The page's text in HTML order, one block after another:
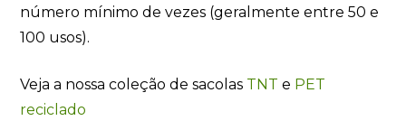
número mínimo de vezes (geralmente entre 50 e
100 usos).
Veja a nossa coleção de sacolas TNT e PET
reciclado